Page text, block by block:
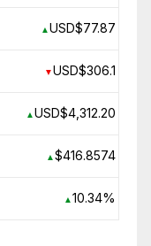
▲USD$77.87
▼USD$306.1
▲USD$4,312.20
▲$416.8574
▲10.34%